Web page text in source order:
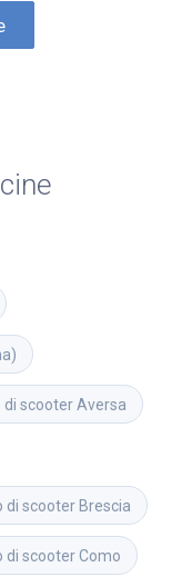
di scooter Aversa
di scooterBrescia
di scooterComo